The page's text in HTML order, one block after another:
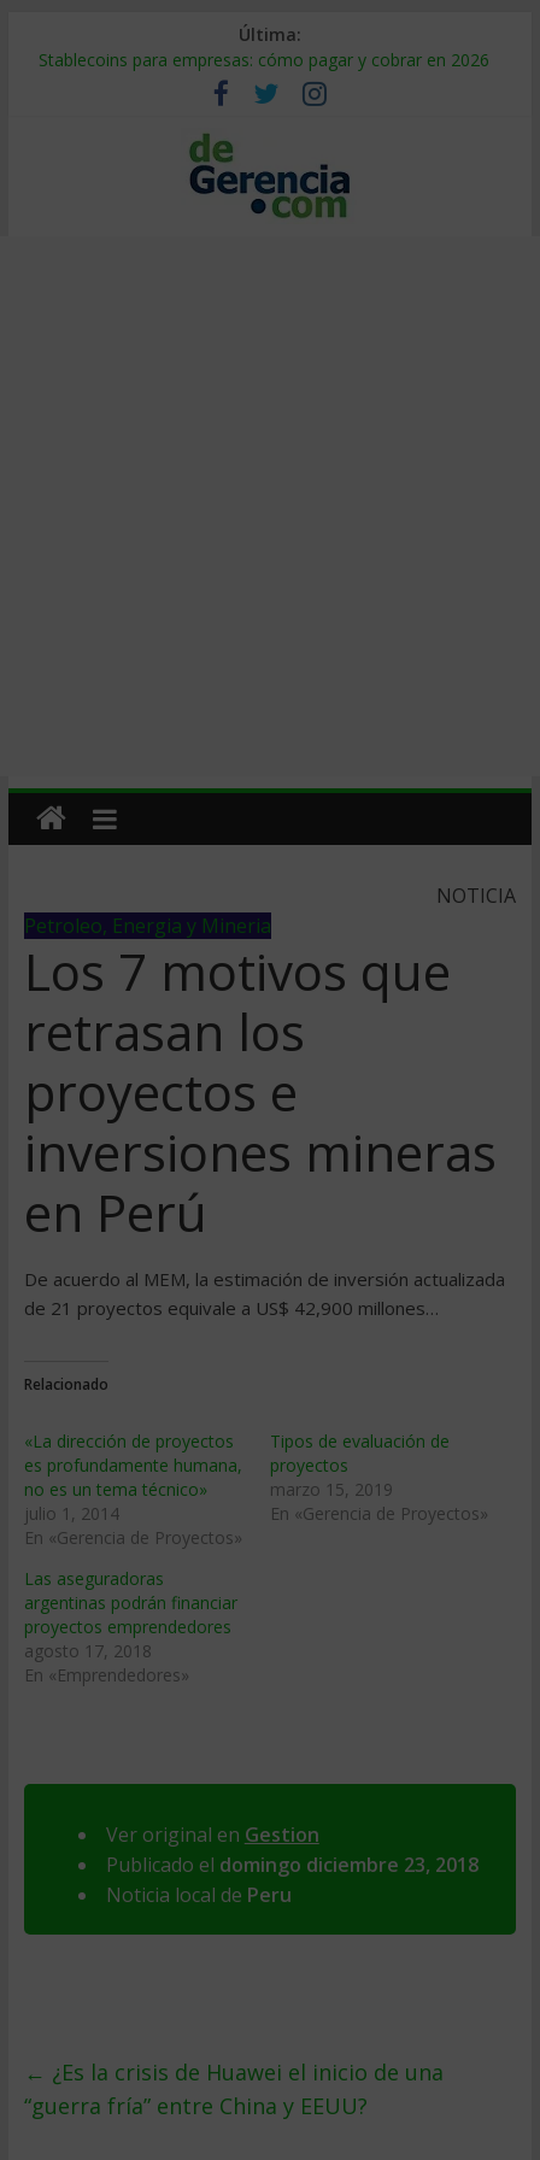
Última:
Stablecoins para empresas: cómo pagar y cobrar en 2026
Despido silencioso: qué es y por qué sale tan caro
IA en selección de personal: cómo auditarla a tiempo
Trabajo forzoso en la cadena de suministro: qué hacer
Mercado hispano de EE. UU.: cómo segmentarlo y venderle
NOTICIA
Petroleo, Energia y Mineria
Los 7 motivos que
retrasan los
proyectos e
inversiones mineras
en Perú
De acuerdo al MEM, la estimación de inversión actualizada
de 21 proyectos equivale a US$ 42,900 millones…
Relacionado
«La dirección de proyectos
es profundamente humana,
no es un tema técnico»
julio 1, 2014
En «Gerencia de Proyectos»
Tipos de evaluación de
proyectos
marzo 15, 2019
En «Gerencia de Proyectos»
Las aseguradoras
argentinas podrán financiar
proyectos emprendedores
agosto 17, 2018
En «Emprendedores»
Ver original en Gestion
Publicado el domingo diciembre 23, 2018
Noticia local de Peru
← ¿Es la crisis de Huawei el inicio de una
“guerra fría” entre China y EEUU?